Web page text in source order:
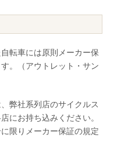
転車には原則メーカー保
。（アウトレット・サン
弊社系列店のサイクルス
にお持ち込みください。
限りメーカー保証の規定